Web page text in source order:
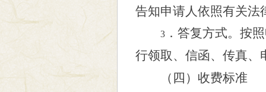
告知申请人依照有关法
3 ．答复方式。按
行领取、信函、传真、
（四）收费标准